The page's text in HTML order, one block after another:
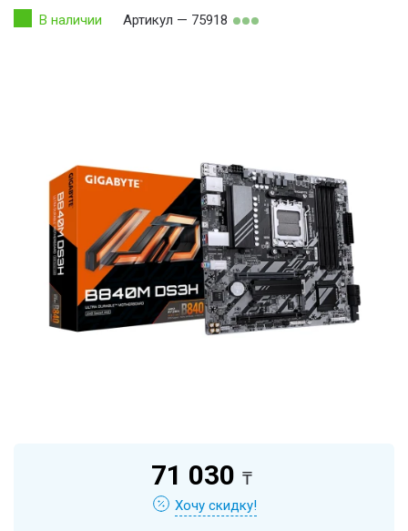
В наличии Артикул — 75918
71 030 ₸
Хочу скидку!